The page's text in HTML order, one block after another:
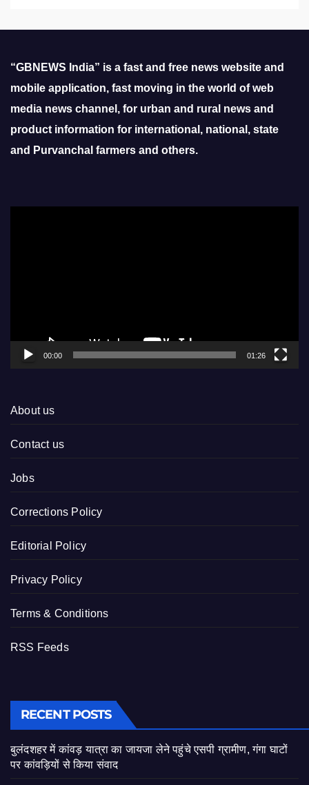
“GBNEWS India” is a fast and free news website and
mobile application, fast moving in the world of web
media news channel, for urban and rural news and
product information for international, national, state
and Purvanchal farmers and others.
00:00 01:26
About us
Contact us
Jobs
Corrections Policy
Editorial Policy
Privacy Policy
Terms & Conditions
RSS Feeds
RECENT POSTS
बुलंदशहर में कांवड़ यात्रा का जायजा लेने पहुंचे एसपी ग्रामीण, गंगा घाटों
पर कांवड़ियों से किया संवाद